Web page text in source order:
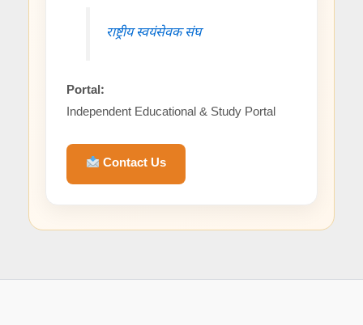
राष्ट्रीय स्वयंसेवक संघ
Portal:
Independent Educational & Study Portal
Contact Us